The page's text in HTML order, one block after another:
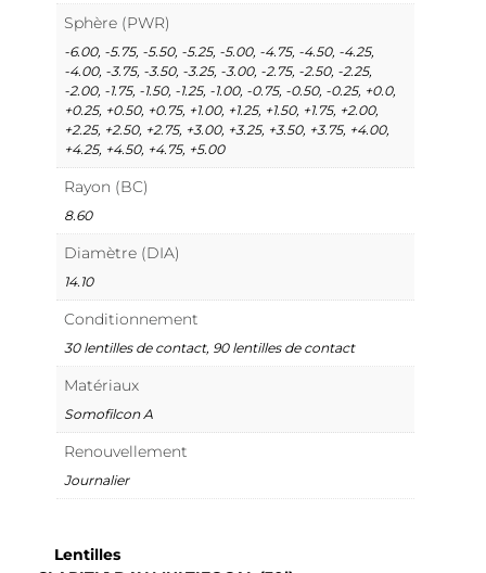
Sphère (PWR)
-6.00, -5.75, -5.50, -5.25, -5.00, -4.75, -4.50, -4.25,
-4.00, -3.75, -3.50, -3.25, -3.00, -2.75, -2.50, -2.25,
-2.00, -1.75, -1.50, -1.25, -1.00, -0.75, -0.50, -0.25, +0.0,
+0.25, +0.50, +0.75, +1.00, +1.25, +1.50, +1.75, +2.00,
+2.25, +2.50, +2.75, +3.00, +3.25, +3.50, +3.75, +4.00,
+4.25, +4.50, +4.75, +5.00
Rayon (BC)
8.60
Diamètre (DIA)
14.10
Conditionnement
30 lentilles de contact, 90 lentilles de contact
Matériaux
Somofilcon A
Renouvellement
Journalier
Lentilles